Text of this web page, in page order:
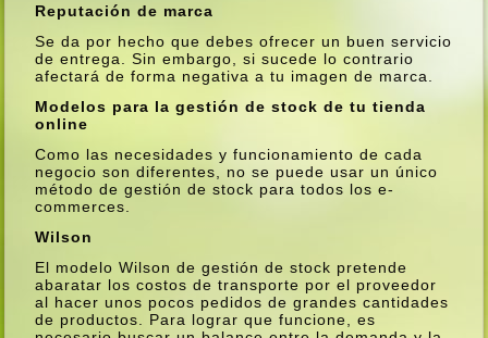
Reputación de marca
Se da por hecho que debes ofrecer un buen servicio
de entrega. Sin embargo, si sucede lo contrario
afectará de forma negativa a tu imagen de marca.
Modelos para la gestión de stock de tu tienda
online
Como las necesidades y funcionamiento de cada
negocio son diferentes, no se puede usar un único
método de gestión de stock para todos los e-
commerces.
Wilson
El modelo Wilson de gestión de stock pretende
abaratar los costos de transporte por el proveedor
al hacer unos pocos pedidos de grandes cantidades
de productos. Para lograr que funcione, es